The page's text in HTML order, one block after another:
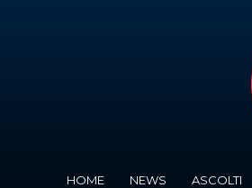
HOME NEWS ASCOLTI